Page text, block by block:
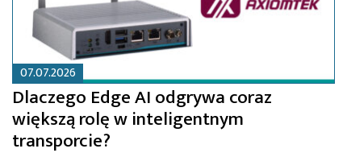
07.07.2026
Dlaczego Edge AI odgrywa coraz
większą rolę w inteligentnym
transporcie?